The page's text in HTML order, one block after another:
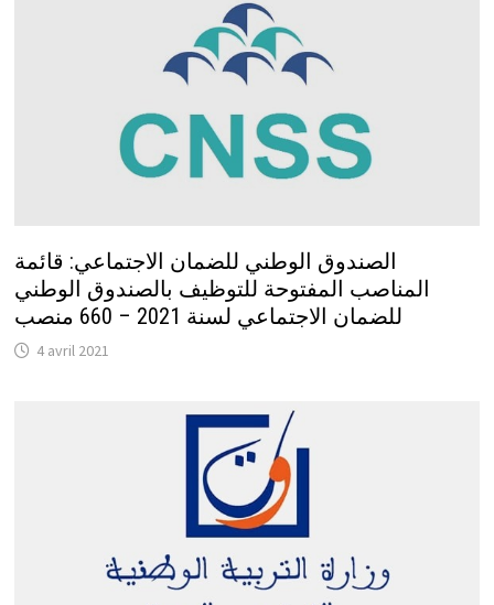
الصندوق الوطني للضمان الاجتماعي: قائمة
المناصب المفتوحة للتوظيف بالصندوق الوطني
للضمان الاجتماعي لسنة 2021 – 660 منصب
4 avril 2021